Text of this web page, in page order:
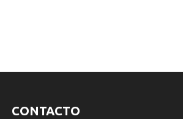
CONTACTO